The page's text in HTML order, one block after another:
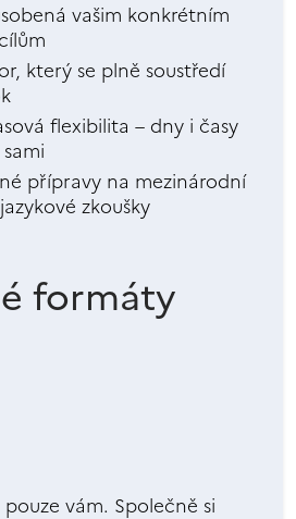
vašim konkrétním
který se plně soustředí
flexibilita – dny i časy
přípravy na mezinárodní
zkoušky
formáty
vám. Společně si